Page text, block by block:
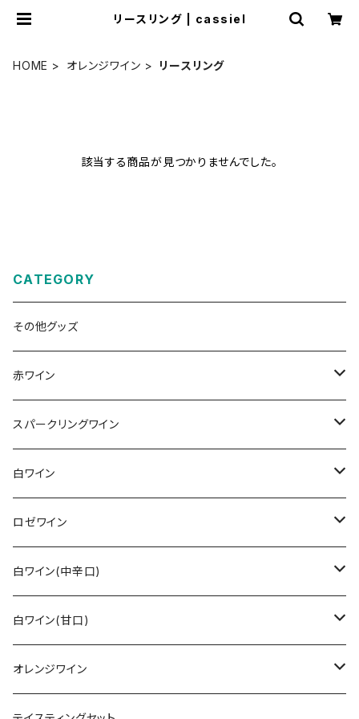
リースリング | cassiel
HOME オレンジワイン リースリング
該当する商品が見つかりませんでした。
CATEGORY
その他グッズ
赤ワイン
その他赤ワイン
カベルネ・ソーヴィニョン
トロリンガー
シュペートブルグンダー(ピノ・ノワール)
バーデン
ラインガウ
レンベルガー
ヴュルテンベルク
トロリンガー
ヴュルテンベルク
ドルンフェルダー
ザーレ・ウンストルート
スパークリングワイン
ロゼゼクト
白ゼクト
バーデン
モーゼル
白ワイン
リースリング
モーゼル
ラインガウ
ジルヴァーナー
フランケン
ザーレ・ウンストルート
その他白ワイン
プファルツ
ラインヘッセン
ヴァイスブルグンダー
モーゼル
ロゼワイン
その他
プファルツ
モーゼル
シュペートブルグンダー(ピノ・ノワール)
モーゼル
ラインヘッセン
白ワイン(中辛口)
リースリング
モーゼル
ラインヘッセン
ショイレーベ
フランケン
白ワイン(甘口)
リースリング
モーゼル
オレンジワイン